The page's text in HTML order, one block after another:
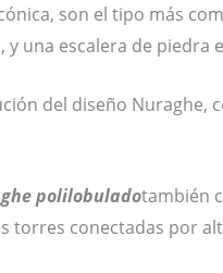
son el tipo más
y una escalera de
del diseño
polilobuladotambién
torres conectadas por